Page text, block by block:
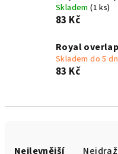
Skladem(1 ks)
83 Kč
Royal
Skladem do 5
83 Kč
Nejlevnější